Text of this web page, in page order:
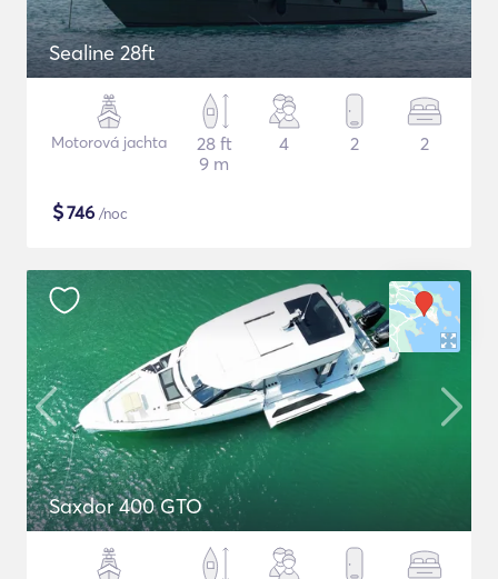
Sealine 28ft
Motorová jachta
28 ft
9 m
4 2 2
$746 /noc
Saxdor 400 GTO